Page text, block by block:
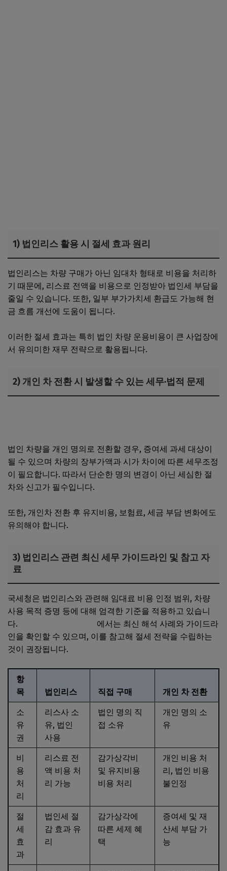
1) 법인리스 활용 시 절세 효과 원리
법인리스는 차량 구매가 아닌 임대차 형태로 비용을 처리하
기 때문에, 리스료 전액을 비용으로 인정받아 법인세 부담을
줄일 수 있습니다. 또한, 일부 부가가치세 환급도 가능해 현
금 흐름 개선에 도움이 됩니다.
이러한 절세 효과는 특히 법인 차량 운용비용이 큰 사업장에
서 유의미한 재무 전략으로 활용됩니다.
2) 개인 차 전환 시 발생할 수 있는 세무·법적 문제
법인 차량을 개인 명의로 전환할 경우, 증여세 과세 대상이
될 수 있으며 차량의 장부가액과 시가 차이에 따른 세무조정
이 필요합니다. 따라서 단순한 명의 변경이 아닌 세심한 절
차와 신고가 필수입니다.
또한, 개인차 전환 후 유지비용, 보험료, 세금 부담 변화에도
유의해야 합니다.
3) 법인리스 관련 최신 세무 가이드라인 및 참고 자
료
국세청은 법인리스와 관련해 임대료 비용 인정 범위, 차량
사용 목적 증명 등에 대해 엄격한 기준을 적용하고 있습니
다.
에서는 최신 해석 사례와 가이드라
인을 확인할 수 있으며, 이를 참고해 절세 전략을 수립하는
것이 권장됩니다.
항
목
법인리스 직접 구매 개인 차 전환
소
유
권
리스사 소
유, 법인
사용
법인 명의 직
접 소유
개인 명의 소
유
비
용
처
리
리스료 전
액 비용 처
리 가능
감가상각비
및 유지비용
비용 처리
개인 비용 처
리, 법인 비용
불인정
절
세
효
과
법인세 절
감 효과 유
리
감가상각에
따른 세제 혜
택
증여세 및 재
산세 부담 가
능